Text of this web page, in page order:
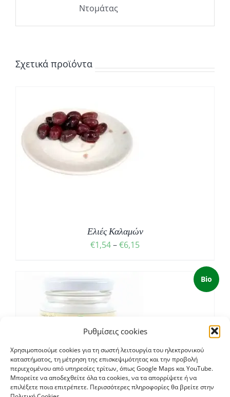
Ρυθμίσεις cookies
Χρησιμοποιούμε cookies για τη σωστή λειτουργία του ηλεκτρονικού
καταστήματος, τη μέτρηση της επισκεψιμότητας και την προβολή
περιεχομένου από υπηρεσίες τρίτων, όπως Google Maps και YouTube.
Μπορείτε να αποδεχθείτε όλα τα cookies, να τα απορρίψετε ή να
επιλέξετε ποια επιτρέπετε. Περισσότερες πληροφορίες θα βρείτε στην
Ντομάτας
Σχετικά προϊόντα
Ελιές Καλαμών
€1,54–€6,15Price
Bio